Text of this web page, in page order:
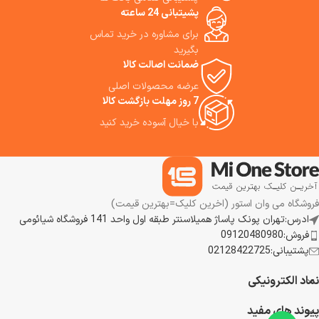
Dyson Supersonic hair dryer
HD15 روی موهای صاف یا کمی
موج دار بهترین عملکرد را دارد. ما
استفاده از این سشوار را به شما
پیشنهاد می کنیم.
پشیتبانی 24 ساعته
برای مشاوره در خرید تماس
بگیرید
ضمانت اصالت کالا
عرضه محصولات اصلی
7 روز مهلت بازگشت کالا
با خیال آسوده خرید کنید
فروشگاه می وان استور (اخرین کلیک=بهترین قیمت)
ادرس:تهران پونک پاساژ همیلاسنتر طبقه اول واحد 141 فروشگاه شیائومی
فروش:09120480980
پشتیبانی:02128422725
نماد الکترونیکی
پیوند های مفید